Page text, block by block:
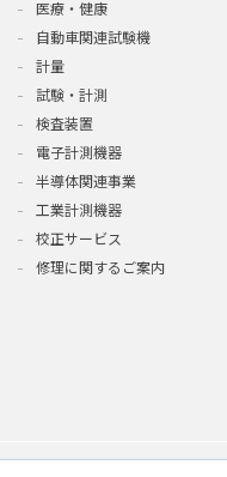
医療・健康
自動車関連試験機
計量
試験・計測
検査装置
電子計測機器
半導体関連事業
工業計測機器
校正サービス
修理に関するご案内